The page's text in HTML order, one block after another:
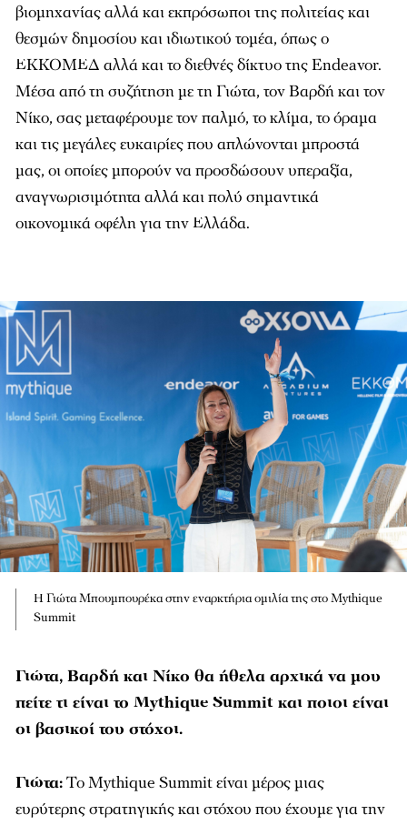
βιομηχανίας αλλά και εκπρόσωποι της πολιτείας και
θεσμών δημοσίου και ιδιωτικού τομέα, όπως ο
ΕΚΚΟΜΕΔ αλλά και το διεθνές δίκτυο της Endeavor.
Μέσα από τη συζήτηση με τη Γιώτα, τον Βαρδή και τον
Νίκο, σας μεταφέρουμε τον παλμό, το κλίμα, το όραμα
και τις μεγάλες ευκαιρίες που απλώνονται μπροστά
μας, οι οποίες μπορούν να προσδώσουν υπεραξία,
αναγνωρισιμότητα αλλά και πολύ σημαντικά
οικονομικά οφέλη για την Ελλάδα.
Η Γιώτα Μπουμπουρέκα στην εναρκτήρια ομιλία της στο Mythique
Summit
Γιώτα, Βαρδή και Νίκο θα ήθελα αρχικά να μου
πείτε τι είναι το Mythique Summit και ποιοι είναι
οι βασικοί του στόχοι.
Γιώτα:Το Mythique Summit είναι μέρος μιας
ευρύτερης στρατηγικής και στόχου που έχουμε για την